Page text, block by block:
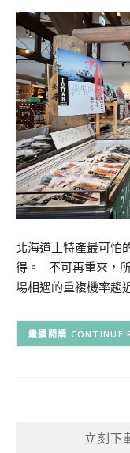
北海道土特產最可怕
得。 不可再重來，
場相遇的重複機率趨
CONTINUE
立刻下